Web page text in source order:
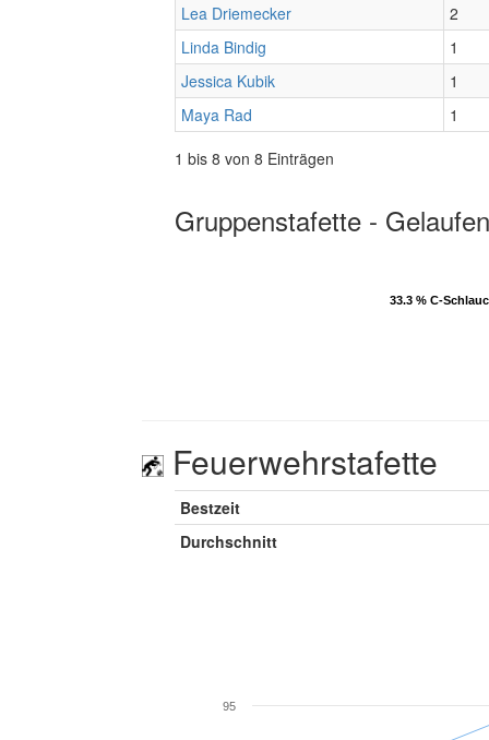
Lea Driemecker
2
Linda Bindig
1
Jessica Kubik
1
Maya Rad
1
1 bis 8 von 8 Einträgen
Gruppenstafette -
33.3 % C-
33.3 % C-
Feuerwehrstafette
Bestzeit
Durchschnitt
95